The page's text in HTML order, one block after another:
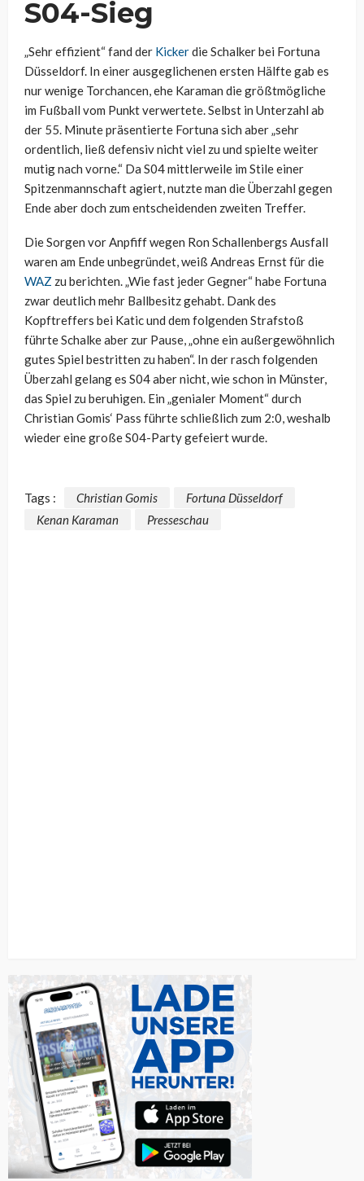
S04-Sieg
„Sehr effizient“ fand der Kickerdie Schalker bei Fortuna
Düsseldorf. In einer ausgeglichenen ersten Hälfte gab es
nur wenige Torchancen, ehe Karaman die größtmögliche
im Fußball vom Punkt verwertete. Selbst in Unterzahl ab
der 55. Minute präsentierte Fortuna sich aber „sehr
ordentlich, ließ defensiv nicht viel zu und spielte weiter
mutig nach vorne.“ Da S04 mittlerweile im Stile einer
Spitzenmannschaft agiert, nutzte man die Überzahl gegen
Ende aber doch zum entscheidenden zweiten Treffer.
Die Sorgen vor Anpfiff wegen Ron Schallenbergs Ausfall
waren am Ende unbegründet, weiß Andreas Ernst für die
WAZ zu berichten. „Wie fast jeder Gegner“ habe Fortuna
zwar deutlich mehr Ballbesitz gehabt. Dank des
Kopftreffers bei Katic und dem folgenden Strafstoß
führte Schalke aber zur Pause, „ohne ein außergewöhnlich
gutes Spiel bestritten zu haben“. In der rasch folgenden
Überzahl gelang es S04 aber nicht, wie schon in Münster,
das Spiel zu beruhigen. Ein „genialer Moment“ durch
Christian Gomis‘ Pass führte schließlich zum 2:0, weshalb
wieder eine große S04-Party gefeiert wurde.
Tags : Christian Gomis
Fortuna Düsseldorf
Kenan Karaman
Presseschau